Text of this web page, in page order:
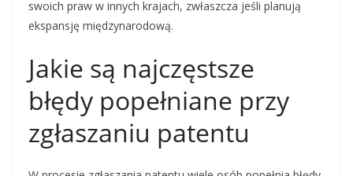
swoich praw w innych krajach, zwłaszcza jeśli planują
ekspansję międzynarodową.
Jakie są najczęstsze
błędy popełniane przy
zgłaszaniu patentu